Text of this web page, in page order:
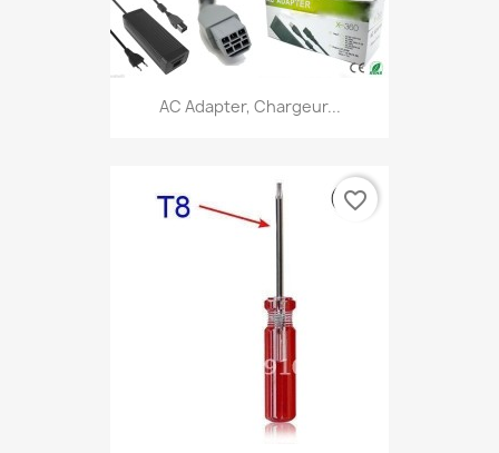
AC Adapter, Chargeur...
favorite_border